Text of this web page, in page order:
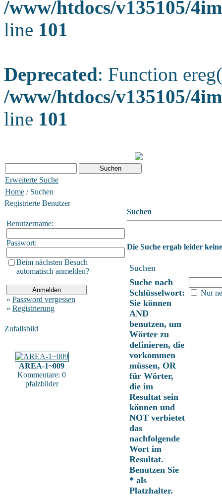
/www/htdocs/v135105/
line 101
Deprecated: Function
/www/htdocs/v135105/
line 101
Erweiterte Suche
Home / Suchen
Registrierte Benutzer
Benutzername:
Passwort:
Beim nächsten Besuch
automatisch anmelden?
» Password vergessen
» Registrierung
Zufallsbild
AREA-1~009
Kommentare: 0
pfalzbilder
Suchen
Die Suche ergab leider
Suchen
Suche nach
Schlüsselwort:
Sie können
AND
benutzen, um
Wörter zu
definieren, die
vorkommen
müssen, OR
für Wörter,
die im
Resultat sein
können und
NOT verbietet
das
nachfolgende
Wort im
Resultat.
Benutzen Sie
* als
Platzhalter.
Nur